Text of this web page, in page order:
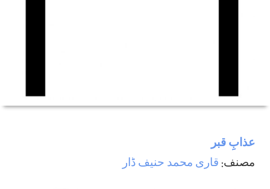
عذابِ قبر
مصنف: قاری محمد حنیف ڈار